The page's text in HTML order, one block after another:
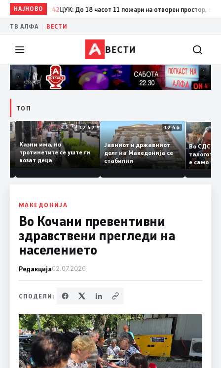
НАЈНОВО
17:42 ЦУК: До 18 часот 11 пожари на отворен простор, од кои
ТВ АЛФА ВЕСТИ
ВЕСТИ
ТОП
12:50
и
12:47
Казни има, но
тротинетите се уште ги
возат деца
12:46
Јавниот и државниот
долг на Македонија се
стабилни
Во
е само
копија
Заев
МАКЕДОНИЈА
Во Кочани превентивни
здравствени прегледи на
населението
Редакција02.07.2026
СПОДЕЛИ: